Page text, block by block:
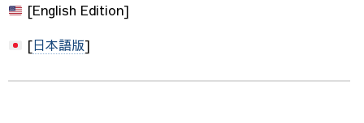
[English Edition]
[日本語版]